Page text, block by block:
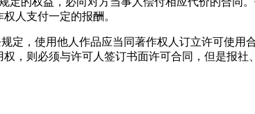
人支付一定的报酬。
定，使用他人作品应当同著作权人订立许可使
，则必须与许可人签订书面许可合同，但是报社